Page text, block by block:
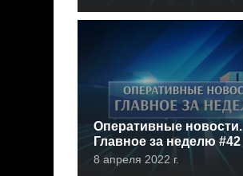
Оперативные новости.
Главное за неделю #42
8 апреля 2022 г.